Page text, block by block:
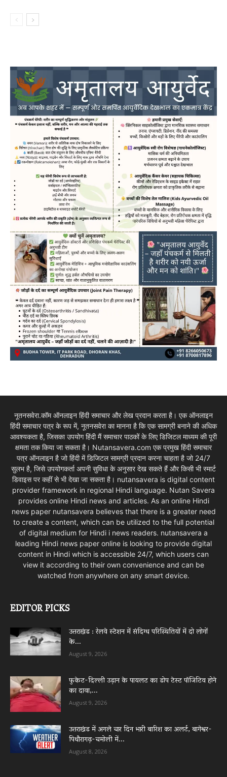
नूतनसवेरा.कॉम ऑनलाइन हिंदी समाचार और लेख प्रदान करता है। एक ऑनलाइन
हिंदी समाचार पत्र के रूप में, नूतनसवेरा का मानना है कि एक सामग्री बनाने की अधिक
आवश्यकता है, जिसका उपयोग हिंदी मैं समाचार पाठकों के लिए डिजिटल माध्यम की पूरी
क्षमता तक किया जा सकता है। Nutansavera.com एक प्रमुख हिंदी समाचार
पत्र ऑनलाइन है जो हिंदी में डिजिटल सामग्री प्रदान करना चाहता है जो 24/7
सुलभ है, जिसे उपयोगकर्ता अपनी सुविधा के अनुसार देख सकते हैं और किसी भी स्मार्ट
डिवाइस पर कहीं से भी देखा जा सकता है। nutansavera is digital content
provider framework in regional Hindi language. Nutan Savera
provides online Hindi news and articles. As an online Hindi
news paper nutansavera believes that there is a greater need
to create a content, which can be utilized to the full potential
of digital medium for Hindi i news readers. nutansavera a
leading Hindi news paper online is looking to provide digital
content in Hindi which is accessible 24/7, which users can
view it according to their own convenience and can be
watched from anywhere on any smart device.
EDITOR PICKS
उत्तराखंड : रेलवे स्टेशन में संदिग्ध परिस्थितियों में दो लोगों
के...
August 9, 2026
फुकेट-दिल्ली उड़ान के पायलट का डोप टेस्ट पॉजिटिव होने
का दावा,...
August 9, 2026
उत्तराखंड में अगले चार दिन भारी बारिश का अलर्ट, बागेश्वर-
पिथौरागढ़-चमोली में...
August 8, 2026